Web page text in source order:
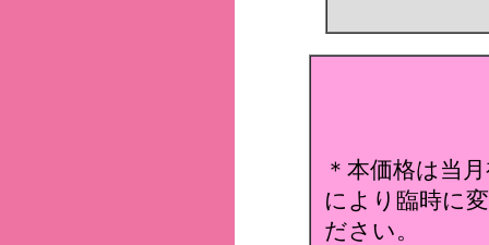
＊本価格は当
により臨時に
ださい。